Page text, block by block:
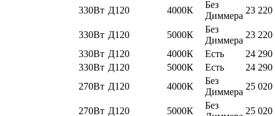
330Вт Д120 4000К
Без
Диммера
23 220
330Вт Д120 5000К
Без
Диммера
23 220
330Вт Д120 4000К Есть
24 290
330Вт Д120 5000К Есть
24 290
270Вт Д120 4000К
Без
Диммера
25 020
270Вт Д120 5000К
Без
25 020